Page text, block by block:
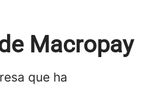
Macropay
que ha